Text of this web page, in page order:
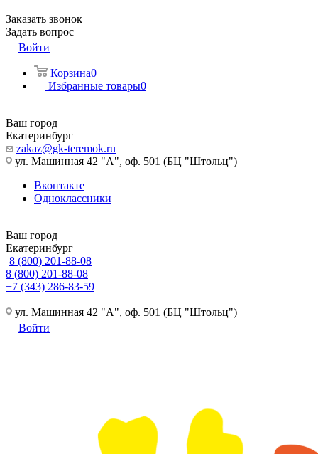
Заказать звонок
Задать вопрос
Войти
Корзина0
Избранные товары0
Ваш город
Екатеринбург
zakaz@gk-teremok.ru
ул. Машинная 42 "А", оф. 501 (БЦ "Штольц")
Вконтакте
Одноклассники
Ваш город
Екатеринбург
8 (800) 201-88-08
8 (800) 201-88-08
+7 (343) 286-83-59
ул. Машинная 42 "А", оф. 501 (БЦ "Штольц")
Войти